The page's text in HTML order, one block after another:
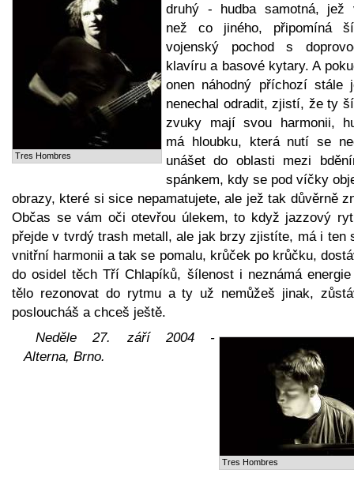
Tres Hombres
druhý - hudba samotná, jež
než co jiného, připomíná
vojenský pochod s
klavíru a basové kytary. A
onen náhodný příchozí stále
nenechal odradit, zjistí, že ty
zvuky mají svou harmonii,
má hloubku, která nutí se
unášet do oblasti mezi
spánkem, kdy se pod víčky
obrazy, které si sice nepamatujete, ale jež tak důvěrně
Občas se vám oči otevřou úlekem, to když jazzový
přejde v tvrdý trash metall, ale jak brzy zjistíte, má i ten
vnitřní harmonii a tak se pomalu, krůček po krůčku,
do osidel těch Tří Chlapíků, šílenost i neznámá
tělo rezonovat do rytmu a ty už nemůžeš jinak,
posloucháš a chceš ještě.
Tres Hombres
Neděle 27. září 2004 -
Alterna, Brno.